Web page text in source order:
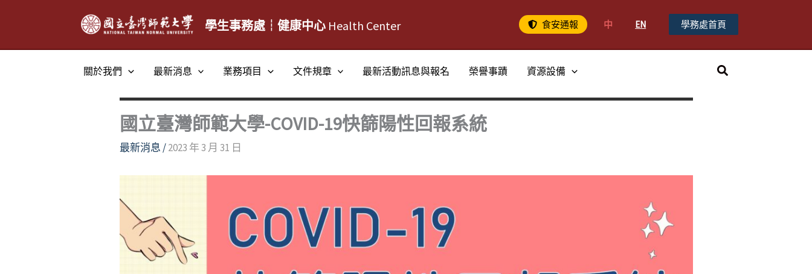
學生事務處┆健康中心 Health Center 食安通報 中 EN 學務處首頁
關於我們 最新消息 業務項目 文件規章 最新活動訊息與報名 榮譽事蹟 資源設備
搜
國立臺灣師範大學-COVID-19快篩陽性回報系統
最新消息 /2023 年 3 月 31 日